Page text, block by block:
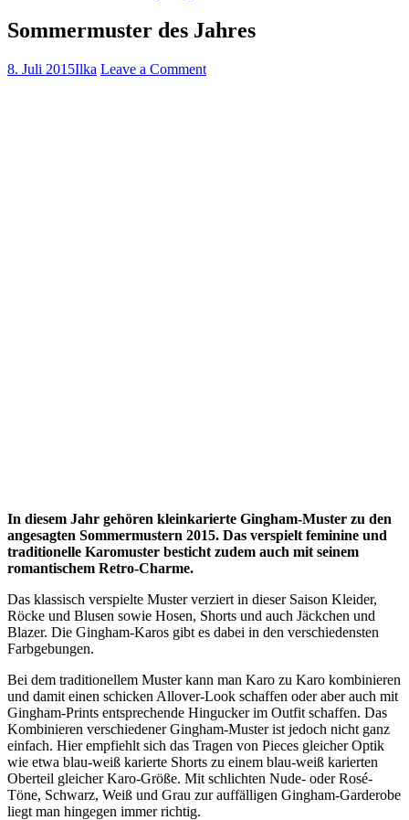
Sommermuster des Jahres
8. Juli 2015Ilka Leave a Comment
In diesem Jahr gehören kleinkarierte Gingham-Muster zu den
angesagten Sommermustern 2015. Das verspielt feminine und
traditionelle Karomuster besticht zudem auch mit seinem
romantischem Retro-Charme.
Das klassisch verspielte Muster verziert in dieser Saison Kleider,
Röcke und Blusen sowie Hosen, Shorts und auch Jäckchen und
Blazer. Die Gingham-Karos gibt es dabei in den verschiedensten
Farbgebungen.
Bei dem traditionellem Muster kann man Karo zu Karo kombinieren
und damit einen schicken Allover-Look schaffen oder aber auch mit
Gingham-Prints entsprechende Hingucker im Outfit schaffen. Das
Kombinieren verschiedener Gingham-Muster ist jedoch nicht ganz
einfach. Hier empfiehlt sich das Tragen von Pieces gleicher Optik
wie etwa blau-weiß karierte Shorts zu einem blau-weiß karierten
Oberteil gleicher Karo-Größe. Mit schlichten Nude- oder Rosé-
Töne, Schwarz, Weiß und Grau zur auffälligen Gingham-Garderobe
liegt man hingegen immer richtig.